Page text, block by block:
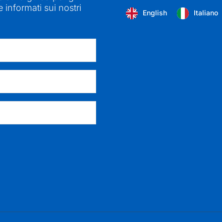
informati sui nostri
English Italiano